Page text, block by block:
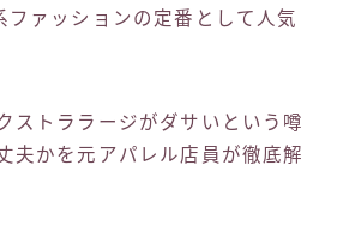
ファッションの定番として人気
ストララージがダサいという噂
夫かを元アパレル店員が徹底解